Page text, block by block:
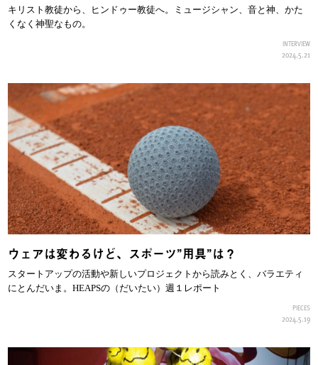
キリスト教徒から、ヒンドゥー教徒へ。ミュージシャン、音と神、かた
くなく神聖なもの。
INTERVIEW
2024.5.21
ウェアは変わるけど、スポーツ”用具”は？
スタートアップの活動や新しいプロジェクトから読みとく、バラエティ
にとんだいま。HEAPSの（だいたい）週１レポート
PIECES
2024.5.19